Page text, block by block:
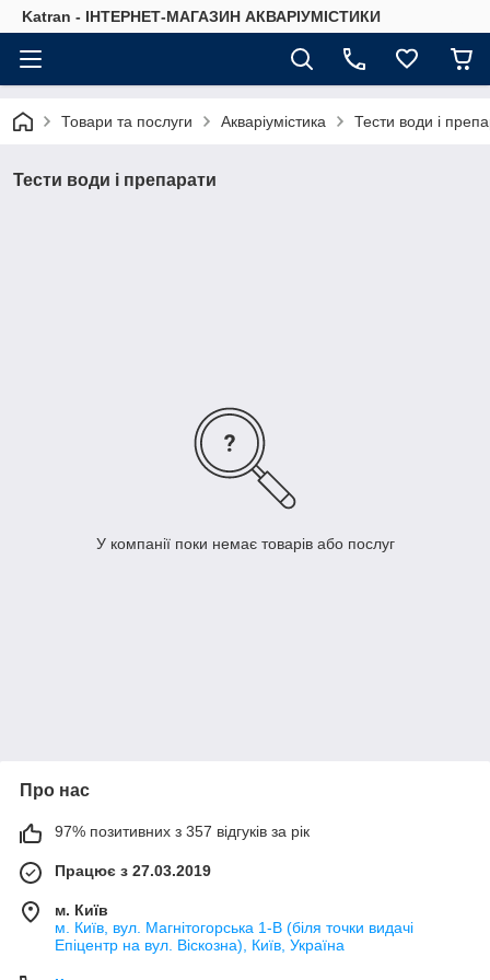
Katran - ІНТЕРНЕТ-МАГАЗИН АКВАРІУМІСТИКИ
Товари та послуги Акваріумістика Тести води і
Тести води і препарати
У компанії поки немає товарів або послуг
Про нас
97% позитивних з 357 відгуків за рік
Працює з 27.03.2019
м. Київ
м. Київ, вул. Магнітогорська 1-В (біля точки видачі
Епіцентр на вул. Віскозна), Київ, Україна